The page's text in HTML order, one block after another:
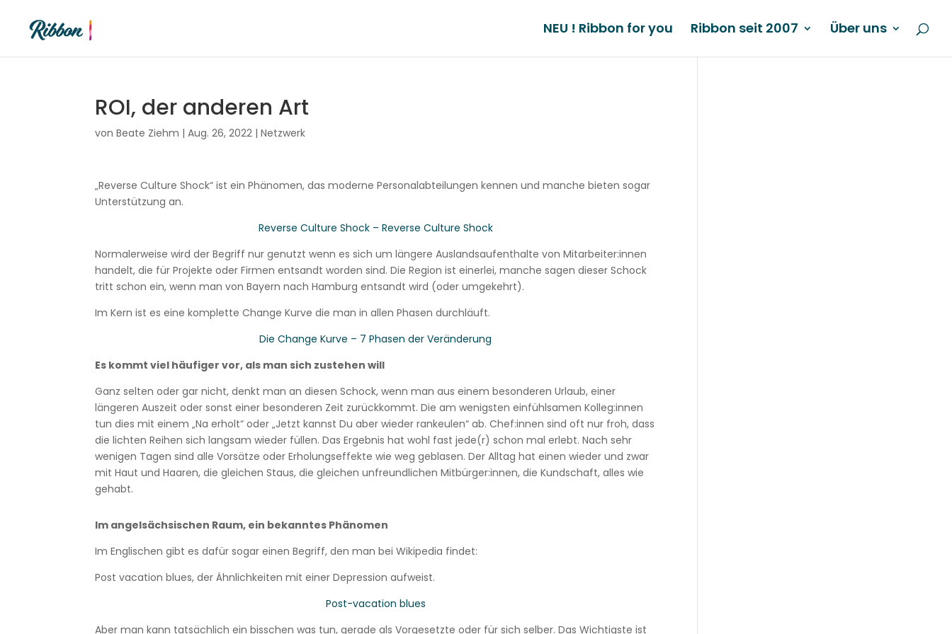
NEU ! Ribbon for you Ribbon seit 2007 Über uns
ROI, der anderen Art
vonBeate Ziehm |Aug. 26, 2022 |Netzwerk
„Reverse Culture Shock“ ist ein Phänomen, das moderne Personalabteilungen kennen und manche bieten sogar
Unterstützung an.
Reverse Culture Shock – Reverse Culture Shock
Normalerweise wird der Begriff nur genutzt wenn es sich um längere Auslandsaufenthalte von Mitarbeiter:innen
handelt, die für Projekte oder Firmen entsandt worden sind. Die Region ist einerlei, manche sagen dieser Schock
tritt schon ein, wenn man von Bayern nach Hamburg entsandt wird (oder umgekehrt).
Im Kern ist es eine komplette Change Kurve die man in allen Phasen durchläuft.
Die Change Kurve – 7 Phasen der Veränderung
Es kommt viel häufiger vor, als man sich zustehen will
Ganz selten oder gar nicht, denkt man an diesen Schock, wenn man aus einem besonderen Urlaub, einer
längeren Auszeit oder sonst einer besonderen Zeit zurückkommt. Die am wenigsten einfühlsamen Kolleg:innen
tun dies mit einem „Na erholt“ oder „Jetzt kannst Du aber wieder rankeulen“ ab. Chef:innen sind oft nur froh, dass
die lichten Reihen sich langsam wieder füllen. Das Ergebnis hat wohl fast jede(r) schon mal erlebt. Nach sehr
wenigen Tagen sind alle Vorsätze oder Erholungseffekte wie weg geblasen. Der Alltag hat einen wieder und zwar
mit Haut und Haaren, die gleichen Staus, die gleichen unfreundlichen Mitbürger:innen, die Kundschaft, alles wie
gehabt.
Im angelsächsischen Raum, ein bekanntes Phänomen
Im Englischen gibt es dafür sogar einen Begriff, den man bei Wikipedia findet:
Post vacation blues, der Ähnlichkeiten mit einer Depression aufweist.
Post-vacation blues
Aber man kann tatsächlich ein bisschen was tun, gerade als Vorgesetzte oder für sich selber. Das Wichtigste ist